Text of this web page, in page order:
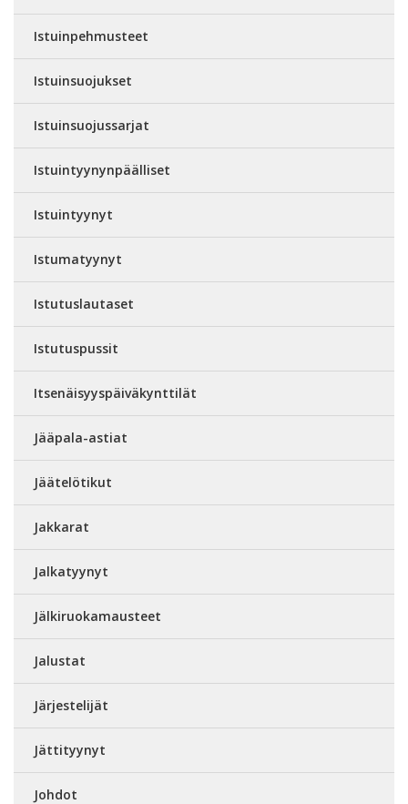
Istuinpehmusteet
Istuinsuojukset
Istuinsuojussarjat
Istuintyynynpäälliset
Istuintyynyt
Istumatyynyt
Istutuslautaset
Istutuspussit
Itsenäisyyspäiväkynttilät
Jääpala-astiat
Jäätelötikut
Jakkarat
Jalkatyynyt
Jälkiruokamausteet
Jalustat
Järjestelijät
Jättityynyt
Johdot